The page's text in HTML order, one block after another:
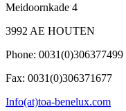
Meidoornkade 4
3992 AE HOUTEN
Phone: 0031(0)306377499
Fax: 0031(0)306371677
Info(at)toa-benelux.com